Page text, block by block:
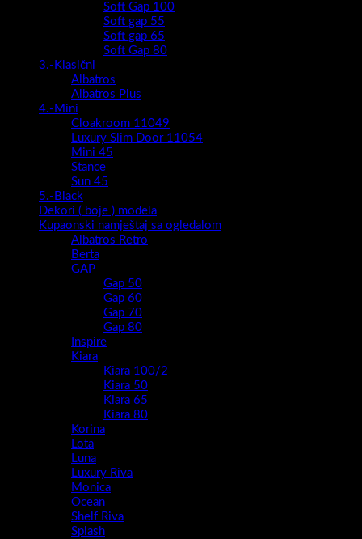
Soft Gap 100
Soft gap 55
Soft gap 65
Soft Gap 80
3.-Klasični
Albatros
Albatros Plus
4.-Mini
Cloakroom 11049
Luxury Slim Door 11054
Mini 45
Stance
Sun 45
5.-Black
Dekori ( boje ) modela
Kupaonski namještaj sa ogledalom
Albatros Retro
Berta
GAP
Gap 50
Gap 60
Gap 70
Gap 80
Inspire
Kiara
Kiara 100/2
Kiara 50
Kiara 65
Kiara 80
Korina
Lota
Luna
Luxury Riva
Monica
Ocean
Shelf Riva
Splash